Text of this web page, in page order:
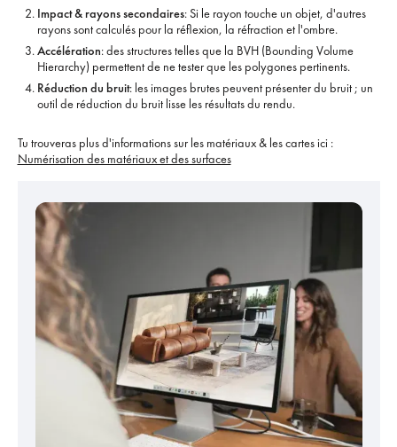
Impact & rayons secondaires: Si le rayon touche un objet, d'autres
rayons sont calculés pour la réflexion, la réfraction et l'ombre.
Accélération: des structures telles que la BVH (Bounding Volume
Hierarchy) permettent de ne tester que les polygones pertinents.
Réduction du bruit: les images brutes peuvent présenter du bruit ; un
outil de réduction du bruit lisse les résultats du rendu.
Tu trouveras plus d'informations sur les matériaux & les cartes ici :
Numérisation des matériaux et des surfaces